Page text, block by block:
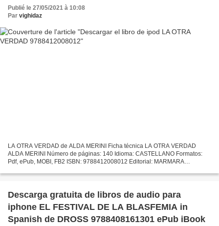
Publié le 27/05/2021 à 10:08
Par vighidaz
LA OTRA VERDAD de ALDA MERINI Ficha técnica LA OTRA VERDAD
ALDA MERINI Número de páginas: 140 Idioma: CASTELLANO Formatos:
Pdf, ePub, MOBI, FB2 ISBN: 9788412008012 Editorial: MARMARA
libro...
Descarga gratuita de libros de audio para
iphone EL FESTIVAL DE LA BLASFEMIA in
Spanish de DROSS 9788408161301 ePub iBook